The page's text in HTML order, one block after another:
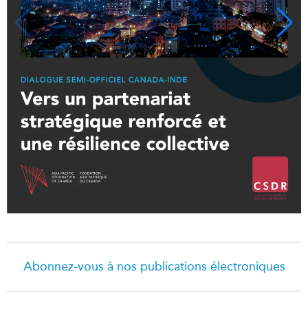
Abonnez-vous à nos publications électroniques